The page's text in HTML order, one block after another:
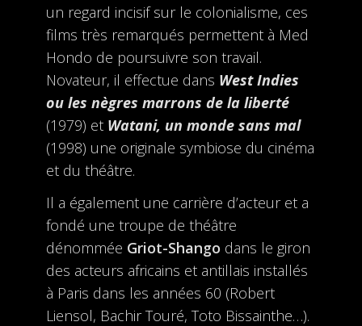
un regard incisif sur le colonialisme, ces
films très remarqués permettent à Med
Hondo de poursuivre son travail.
Novateur, il effectue dans West Indies
ou les nègres marrons de la liberté
(1979) et Watani, un monde sans mal
(1998) une originale symbiose du cinéma
et du théâtre.
Il a également une carrière d’acteur et a
fondé une troupe de théâtre
dénommée Griot-Shango dans le giron
des acteurs africains et antillais installés
à Paris dans les années 60 (Robert
Liensol, Bachir Touré, Toto Bissainthe…).